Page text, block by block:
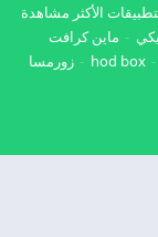
الأكثر مشاهدة
ماين كرافت
hod box زورمسا